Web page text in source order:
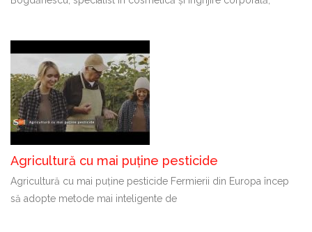
Agricultură cu mai puține pesticide
Agricultură cu mai puține pesticide Fermierii din Europa încep
să adopte metode mai inteligente de